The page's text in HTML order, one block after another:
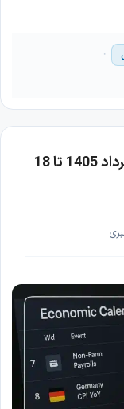
تقویم اقتصادی هفته پیش رو: 12 مرداد 1405 تا 18